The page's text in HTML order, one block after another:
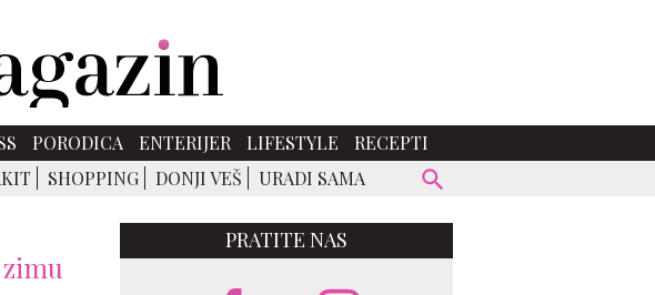
PORODICA ENTERIJER LIFESTYLE
RECEPTI
SHOPPING DONJI VEŠ URADI SAMA
PRATITE NAS